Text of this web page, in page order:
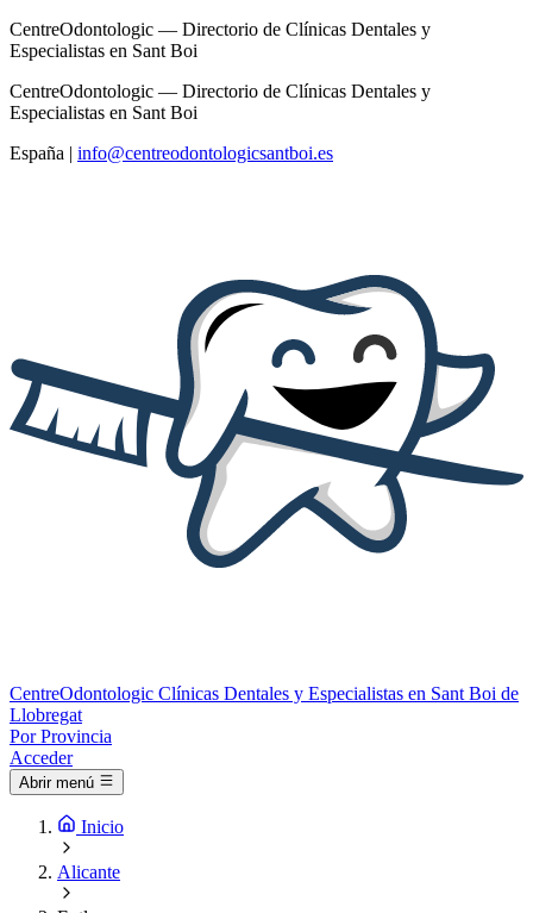
CentreOdontologic — Directorio de Clínicas Dentales y
Especialistas en Sant Boi
CentreOdontologic — Directorio de Clínicas Dentales y
Especialistas en Sant Boi
España | info@centreodontologicsantboi.es
CentreOdontologic Clínicas Dentales y Especialistas en Sant Boi de
Llobregat
Por Provincia
Acceder
Abrir menú
Inicio
Alicante